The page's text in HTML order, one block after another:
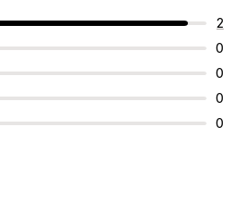
2
0
0
0
0